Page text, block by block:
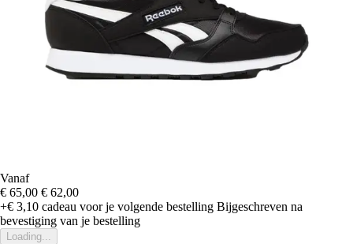
Vanaf
€ 65,00 € 62,00
+€ 3,10 cadeau voor je volgende bestelling Bijgeschreven na
bevestiging van je bestelling
Loading...